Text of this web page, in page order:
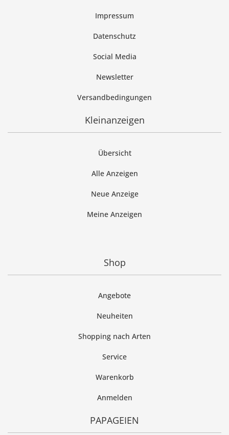
Impressum
Datenschutz
Social Media
Newsletter
Versandbedingungen
Kleinanzeigen
Übersicht
Alle Anzeigen
Neue Anzeige
Meine Anzeigen
Shop
Angebote
Neuheiten
Shopping nach Arten
Service
Warenkorb
Anmelden
PAPAGEIEN